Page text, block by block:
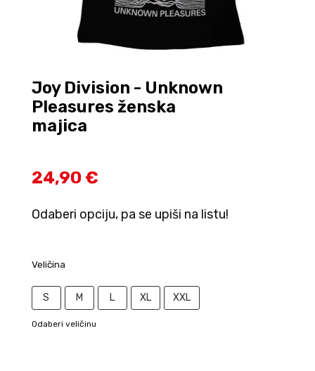
Joy Division - Unknown
Pleasures ženska
majica
24,90 €
Odaberi opciju, pa se upiši na listu!
Veličina
S M L XL XXL
Odaberi veličinu